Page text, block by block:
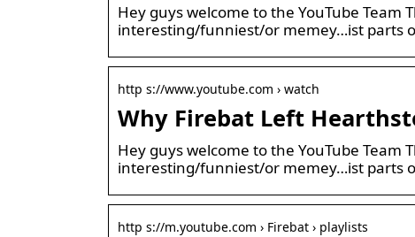
Hey guys welcome to the YouTube
interesting/funniest/or memey…ist parts
http s://www.youtube.com › watch
Why Firebat Left
Hey guys welcome to the YouTube
interesting/funniest/or memey…ist parts
http s://m.youtube.com › Firebat › playlists